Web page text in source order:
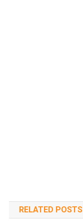
RELATED POSTS